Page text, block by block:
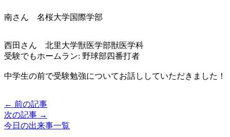
南さん 名桜大学国際学部
西田さん 北里大学獣医学部獣医学科
受験でもホームラン: 野球部四番打者
中学生の前で受験勉強についてお話ししていただきました！
← 前の記事
次の記事 →
今日の出来事一覧